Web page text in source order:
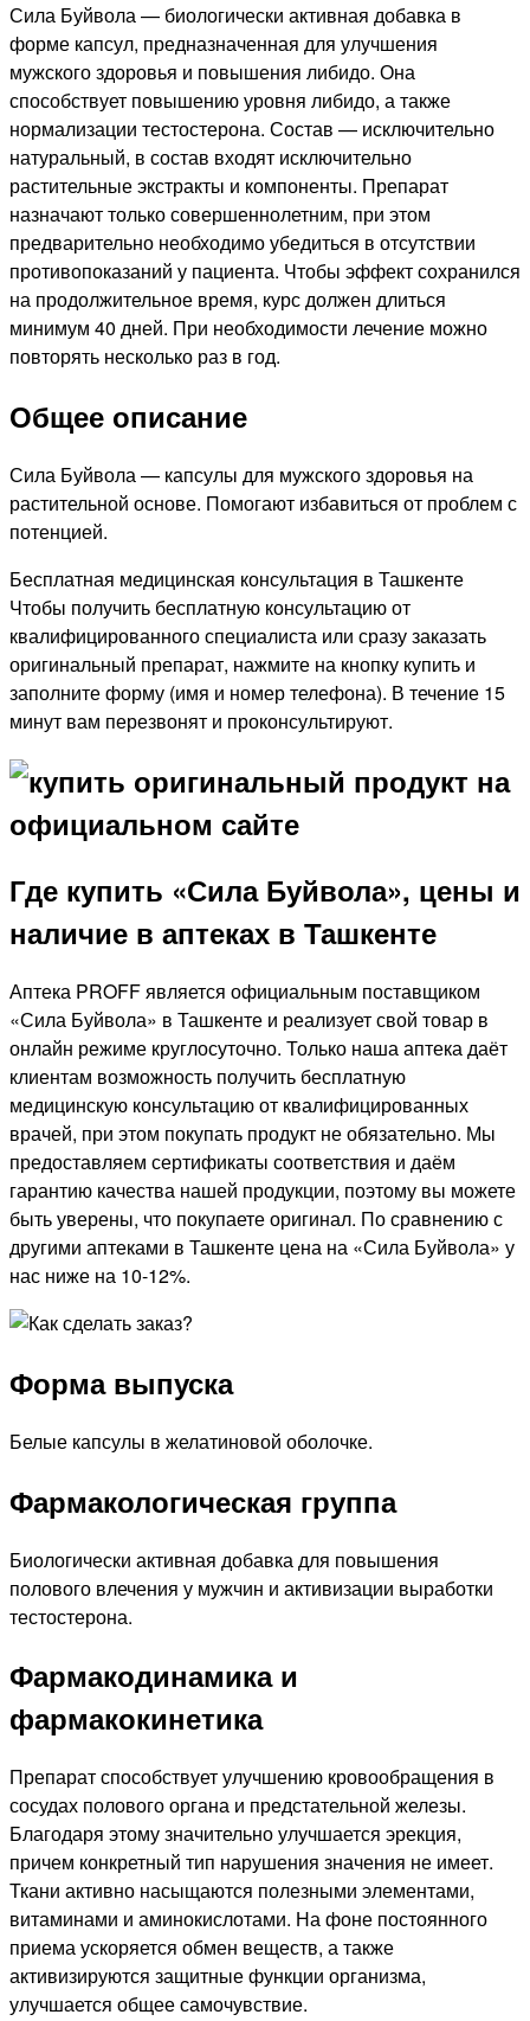
Сила Буйвола — биологически активная добавка в
форме капсул, предназначенная для улучшения
мужского здоровья и повышения либидо. Она
способствует повышению уровня либидо, а также
нормализации тестостерона. Состав — исключительно
натуральный, в состав входят исключительно
растительные экстракты и компоненты. Препарат
назначают только совершеннолетним, при этом
предварительно необходимо убедиться в отсутствии
противопоказаний у пациента. Чтобы эффект сохранился
на продолжительное время, курс должен длиться
минимум 40 дней. При необходимости лечение можно
повторять несколько раз в год.
Общее описание
Сила Буйвола — капсулы для мужского здоровья на
растительной основе. Помогают избавиться от проблем с
потенцией.
Бесплатная медицинская консультация в Ташкенте
Чтобы получить бесплатную консультацию от
квалифицированного специалиста или сразу заказать
оригинальный препарат, нажмите на кнопку купить и
заполните форму (имя и номер телефона). В течение 15
минут вам перезвонят и проконсультируют.
Где купить «Сила Буйвола», цены и
наличие в аптеках в Ташкенте
Аптека PROFF является официальным поставщиком
«Сила Буйвола» в Ташкенте и реализует свой товар в
онлайн режиме круглосуточно. Только наша аптека даёт
клиентам возможность получить бесплатную
медицинскую консультацию от квалифицированных
врачей, при этом покупать продукт не обязательно. Мы
предоставляем сертификаты соответствия и даём
гарантию качества нашей продукции, поэтому вы можете
быть уверены, что покупаете оригинал. По сравнению с
другими аптеками в Ташкенте цена на «Сила Буйвола» у
нас ниже на 10-12%.
Форма выпуска
Белые капсулы в желатиновой оболочке.
Фармакологическая группа
Биологически активная добавка для повышения
полового влечения у мужчин и активизации выработки
тестостерона.
Фармакодинамика и
фармакокинетика
Препарат способствует улучшению кровообращения в
сосудах полового органа и предстательной железы.
Благодаря этому значительно улучшается эрекция,
причем конкретный тип нарушения значения не имеет.
Ткани активно насыщаются полезными элементами,
витаминами и аминокислотами. На фоне постоянного
приема ускоряется обмен веществ, а также
активизируются защитные функции организма,
улучшается общее самочувствие.